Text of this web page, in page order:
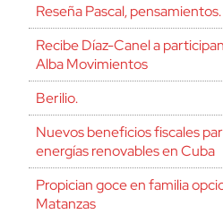
Reseña Pascal, pensamientos.
Recibe Díaz-Canel a
Alba Movimientos
Berilio.
Nuevos beneficios fiscales
energías renovables en Cuba
Propician goce en familia
Matanzas